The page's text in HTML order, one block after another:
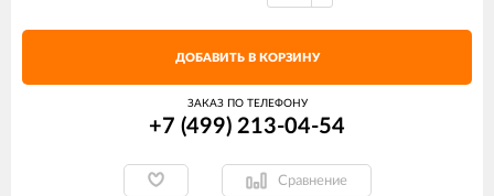
ДОБАВИТЬ В КОРЗИНУ
ЗАКАЗ ПО ТЕЛЕФОНУ
+7 (499) 213-04-54​
Сравнение